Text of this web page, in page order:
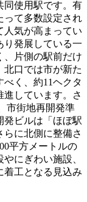
使用駅です。有
って多数設定され
人気が高まってい
発展している一
、片側の駅前だけ
口では市が新た
く、約11ヘクタ
しています。さ
市街地再開発準
発ビルは「ほぼ駅
に北側に整備さ
平方メートルの
にぎわい施設、
着工となる見込み